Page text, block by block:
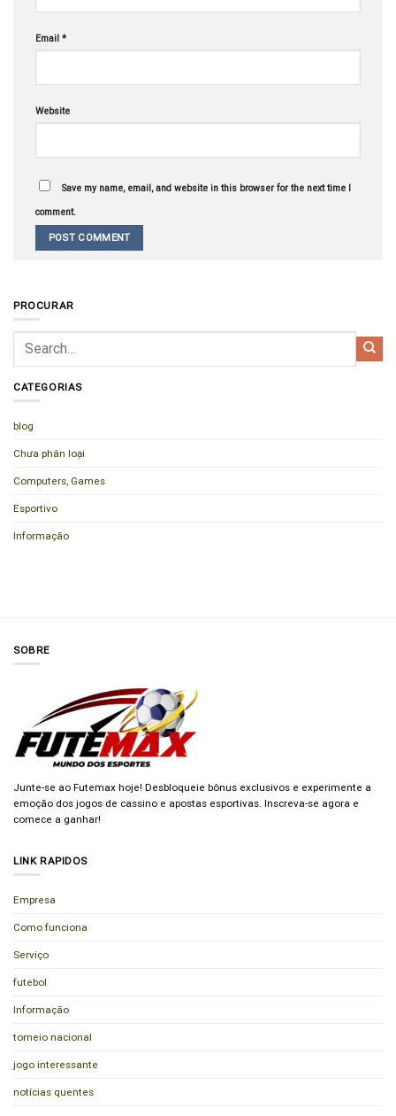
Email *
Website
Save my name, email, and website in this browser for the next time I
comment.
PROCURAR
CATEGORIAS
blog
Chưa phân loại
Computers, Games
Esportivo
Informação
SOBRE
Junte-se ao Futemax hoje! Desbloqueie bônus exclusivos e experimente a
emoção dos jogos de cassino e apostas esportivas. Inscreva-se agora e
comece a ganhar!
LINK RAPIDOS
Empresa
Como funciona
Serviço
futebol
Informação
torneio nacional
jogo interessante
notícias quentes